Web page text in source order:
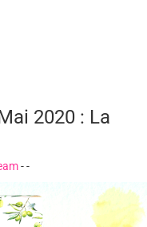
Notre Top des
Naturelles !
2020 : La
--